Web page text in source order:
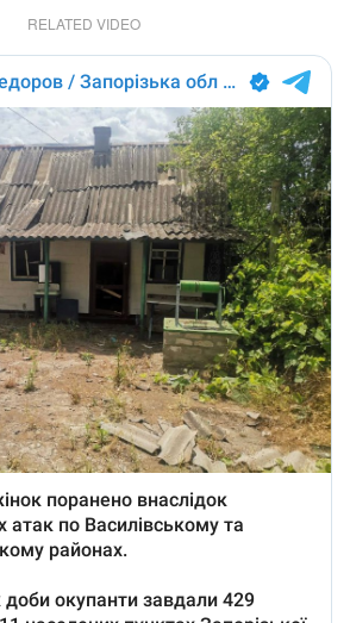
RELATED VIDEO